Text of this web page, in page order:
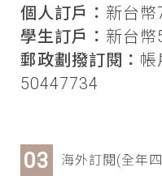
個人訂戶： 新台幣
學生訂戶： 新台幣
郵政劃撥訂閱： 帳
50447734
海外訂閱(全年